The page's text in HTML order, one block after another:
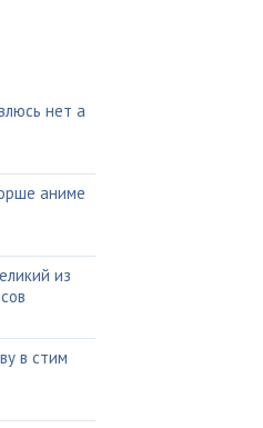
нет а
аниме
из
в стим